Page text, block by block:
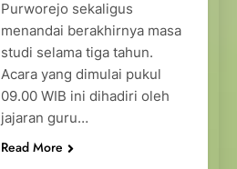
Purworejo sekaligus
menandai berakhirnya masa
studi selama tiga tahun.
Acara yang dimulai pukul
09.00 WIB ini dihadiri oleh
jajaran guru…
Read More